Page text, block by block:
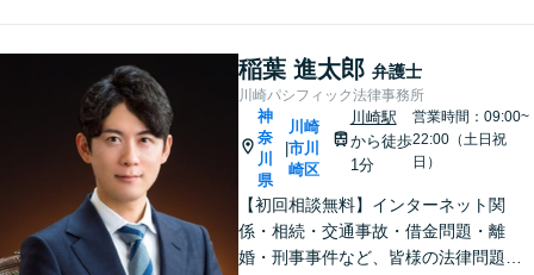
稲葉 進太郎 弁護士
川崎パシフィック法律事務所
神
奈
川
県
|
川崎
市川
崎区
川崎駅
から徒歩
1分
営業時間：09:00~
22:00（土日祝
日）
【初回相談無料】インターネット関
係・相続・交通事故・借金問題・離
婚・刑事事件など、皆様の法律問題を